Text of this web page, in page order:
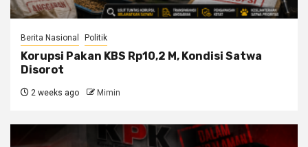
Berita Nasional Politik
Korupsi Pakan KBS Rp10,2 M, Kondisi Satwa
Disorot
2 weeks ago Mimin